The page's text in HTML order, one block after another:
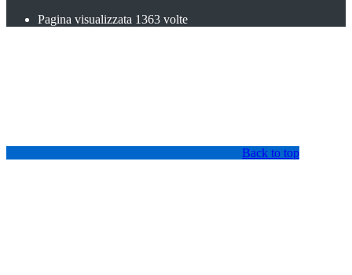
Pagina visualizzata 1363 volte
Back to top